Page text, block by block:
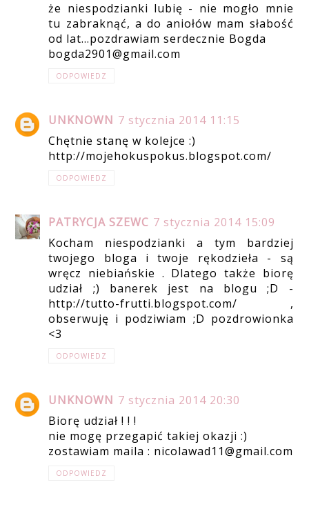
że niespodzianki lubię - nie mogło mnie
tu zabraknąć, a do aniołów mam słabość
od lat...pozdrawiam serdecznie Bogda
bogda2901@gmail.com
ODPOWIEDZ
UNKNOWN 7 stycznia 2014 11:15
Chętnie stanę w kolejce :)
http://mojehokuspokus.blogspot.com/
ODPOWIEDZ
PATRYCJA SZEWC 7 stycznia 2014 15:09
Kocham niespodzianki a tym bardziej
twojego bloga i twoje rękodzieła - są
wręcz niebiańskie . Dlatego także biorę
udział ;) banerek jest na blogu ;D -
http://tutto-frutti.blogspot.com/ ,
obserwuję i podziwiam ;D pozdrowionka
<3
ODPOWIEDZ
UNKNOWN 7 stycznia 2014 20:30
Biorę udział ! ! !
nie mogę przegapić takiej okazji :)
zostawiam maila : nicolawad11@gmail.com
ODPOWIEDZ